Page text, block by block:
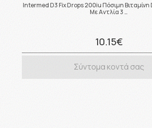
Intermed D3 Fix Drops 200iu Πόσιμη Βιταμίνη
Με Αντλία 3 …
10.15€
Σύντομα κοντά σας